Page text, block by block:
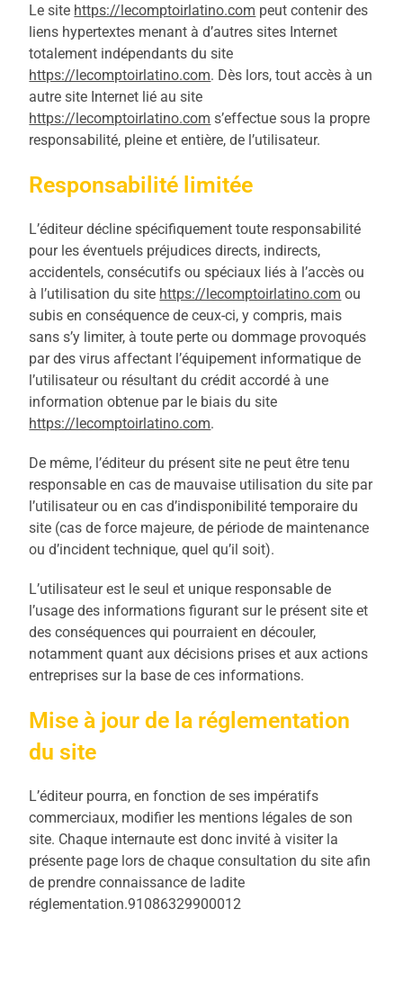
Le site https://lecomptoirlatino.com peut contenir des
liens hypertextes menant à d’autres sites Internet
totalement indépendants du site
https://lecomptoirlatino.com. Dès lors, tout accès à un
autre site Internet lié au site
https://lecomptoirlatino.com s’effectue sous la propre
responsabilité, pleine et entière, de l’utilisateur.
Responsabilité limitée
L’éditeur décline spécifiquement toute responsabilité
pour les éventuels préjudices directs, indirects,
accidentels, consécutifs ou spéciaux liés à l’accès ou
à l’utilisation du site https://lecomptoirlatino.com ou
subis en conséquence de ceux-ci, y compris, mais
sans s’y limiter, à toute perte ou dommage provoqués
par des virus affectant l’équipement informatique de
l’utilisateur ou résultant du crédit accordé à une
information obtenue par le biais du site
https://lecomptoirlatino.com.
De même, l’éditeur du présent site ne peut être tenu
responsable en cas de mauvaise utilisation du site par
l’utilisateur ou en cas d’indisponibilité temporaire du
site (cas de force majeure, de période de maintenance
ou d’incident technique, quel qu’il soit).
L’utilisateur est le seul et unique responsable de
l’usage des informations figurant sur le présent site et
des conséquences qui pourraient en découler,
notamment quant aux décisions prises et aux actions
entreprises sur la base de ces informations.
Mise à jour de la réglementation
du site
L’éditeur pourra, en fonction de ses impératifs
commerciaux, modifier les mentions légales de son
site. Chaque internaute est donc invité à visiter la
présente page lors de chaque consultation du site afin
de prendre connaissance de ladite
réglementation.91086329900012